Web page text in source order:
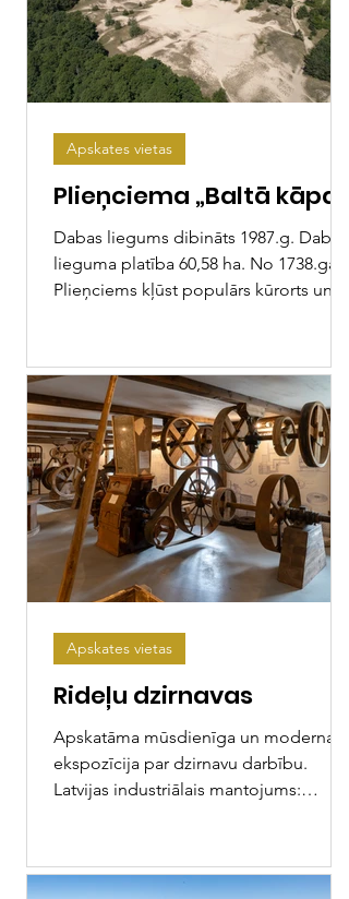
Plieņciema „Baltā kāpa”
Dabas liegums dibināts 1987.g. Dabas
lieguma platība 60,58 ha. No 1738.gada
Plieņciems kļūst populārs kūrorts un
Apskates vietas
Rideļu dzirnavas
Apskatāma mūsdienīga un moderna
ekspozīcija par dzirnavu darbību.
Latvijas industriālais mantojums:
Apskates vietas